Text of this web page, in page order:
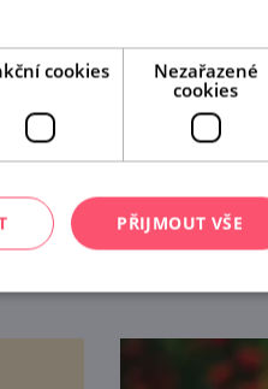
cookies
Nezařazené
cookies
PŘIJMOUT VŠE